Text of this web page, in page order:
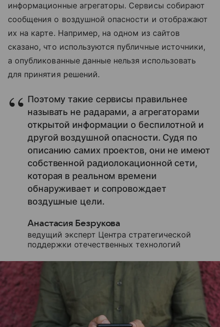
информационные агрегаторы. Сервисы собирают
сообщения о воздушной опасности и отображают
их на карте. Например, на одном из сайтов
сказано, что используются публичные источники,
а опубликованные данные нельзя использовать
для принятия решений.
Поэтому такие сервисы правильнее
называть не радарами, а агрегаторами
открытой информации о беспилотной и
другой воздушной опасности. Судя по
описанию самих проектов, они не имеют
собственной радиолокационной сети,
которая в реальном времени
обнаруживает и сопровождает
воздушные цели.
Анастасия Безрукова
ведущий эксперт Центра стратегической
поддержки отечественных технологий